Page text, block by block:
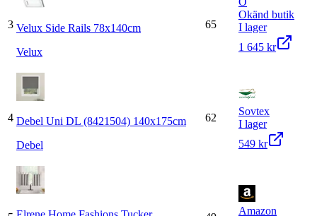
3 Velux Side Rails 78x140cm
Velux
65
Okänd butik
I lager
1 645 kr
4 Debel Uni DL (8421504) 140x175cm
Debel
62
Sovtex
I lager
549 kr
Amazon